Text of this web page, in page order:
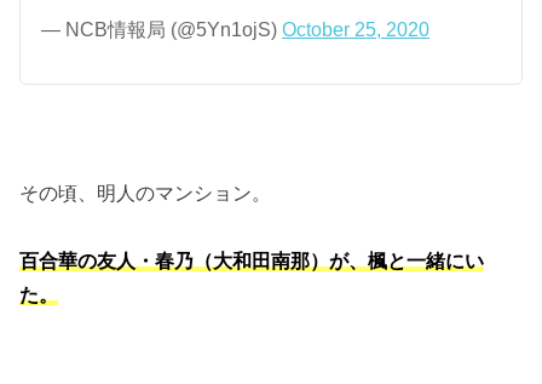
— NCB情報局 (@5Yn1ojS)October 25, 2020
その頃、明人のマンション。
百合華の友人・春乃（大和田南那）が、楓と一緒にい
た。